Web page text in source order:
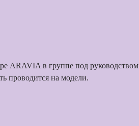
ARAVIA в группе под руководством
проводится на модели.